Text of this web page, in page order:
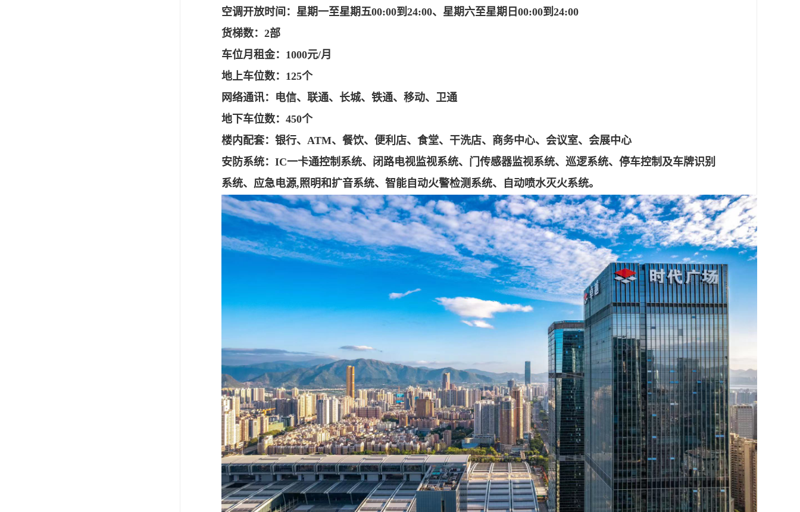
空调开放时间：星期一至星期五00:00到24:00、星期六至星期日00:00到24:00
货梯数：2部
车位月租金：1000元/月
地上车位数：125个
网络通讯：电信、联通、长城、铁通、移动、卫通
地下车位数：450个
楼内配套：银行、ATM、餐饮、便利店、食堂、干洗店、商务中心、会议室、会展中心
安防系统：IC一卡通控制系统、闭路电视监视系统、门传感器监视系统、巡逻系统、停车控制及车牌识别
系统、应急电源,照明和扩音系统、智能自动火警检测系统、自动喷水灭火系统。